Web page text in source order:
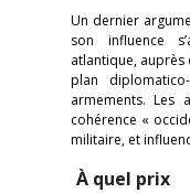
Un dernier
son influence
atlantique, auprès
plan
armements. Les
cohérence «
militaire, et
À quel prix